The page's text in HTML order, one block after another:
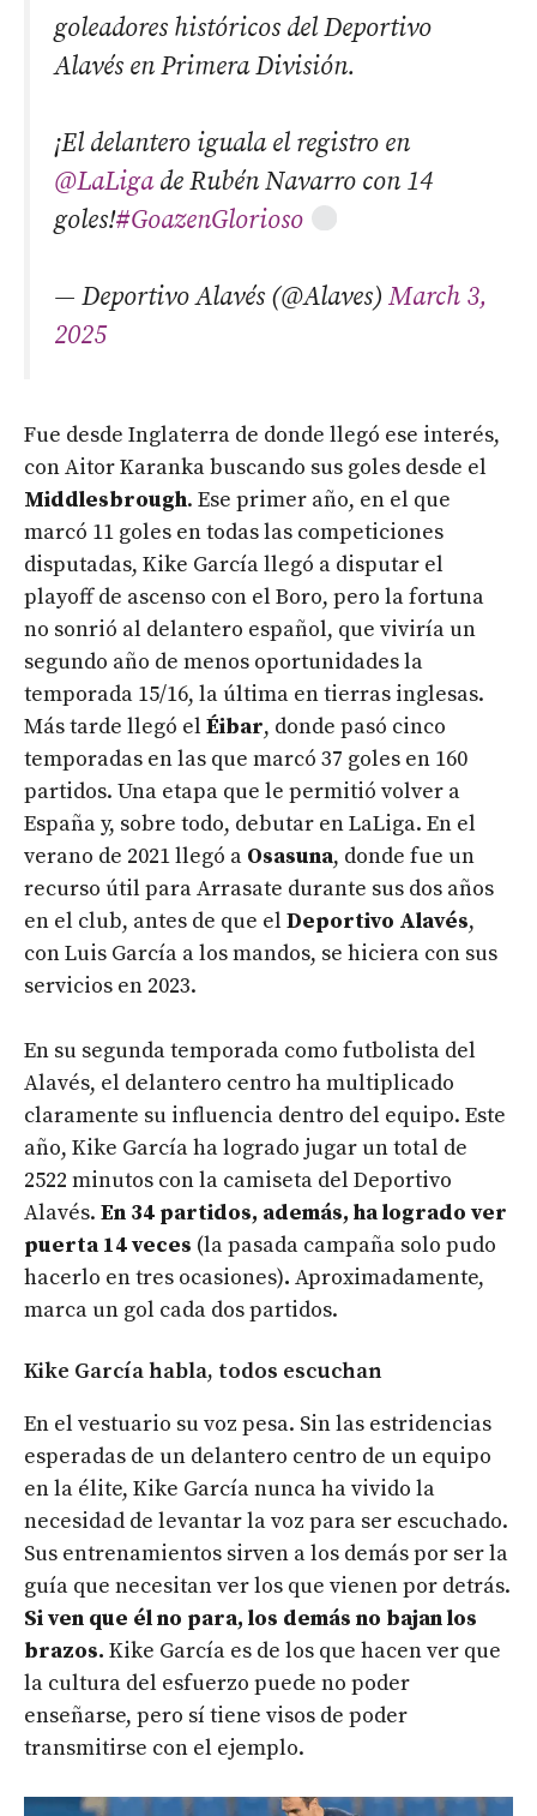
goleadores históricos del Deportivo
Alavés en Primera División.
¡El delantero iguala el registro en
@LaLigade Rubén Navarro con 14
goles!#GoazenGlorioso
— Deportivo Alavés (@Alaves) March 3,
2025
Fue desde Inglaterra de donde llegó ese interés,
con Aitor Karanka buscando sus goles desde el
Middlesbrough. Ese primer año, en el que
marcó 11 goles en todas las competiciones
disputadas, Kike García llegó a disputar el
playoff de ascenso con el Boro, pero la fortuna
no sonrió al delantero español, que viviría un
segundo año de menos oportunidades la
temporada 15/16, la última en tierras inglesas.
Más tarde llegó el Éibar, donde pasó cinco
temporadas en las que marcó 37 goles en 160
partidos. Una etapa que le permitió volver a
España y, sobre todo, debutar en LaLiga. En el
verano de 2021 llegó a Osasuna, donde fue un
recurso útil para Arrasate durante sus dos años
en el club, antes de que el Deportivo Alavés,
con Luis García a los mandos, se hiciera con sus
servicios en 2023.
En su segunda temporada como futbolista del
Alavés, el delantero centro ha multiplicado
claramente su influencia dentro del equipo. Este
año, Kike García ha logrado jugar un total de
2522 minutos con la camiseta del Deportivo
Alavés. En 34 partidos, además, ha logrado ver
puerta 14 veces (la pasada campaña solo pudo
hacerlo en tres ocasiones). Aproximadamente,
marca un gol cada dos partidos.
Kike García habla, todos escuchan
En el vestuario su voz pesa. Sin las estridencias
esperadas de un delantero centro de un equipo
en la élite, Kike García nunca ha vivido la
necesidad de levantar la voz para ser escuchado.
Sus entrenamientos sirven a los demás por ser la
guía que necesitan ver los que vienen por detrás.
Si ven que él no para, los demás no bajan los
brazos. Kike García es de los que hacen ver que
la cultura del esfuerzo puede no poder
enseñarse, pero sí tiene visos de poder
transmitirse con el ejemplo.